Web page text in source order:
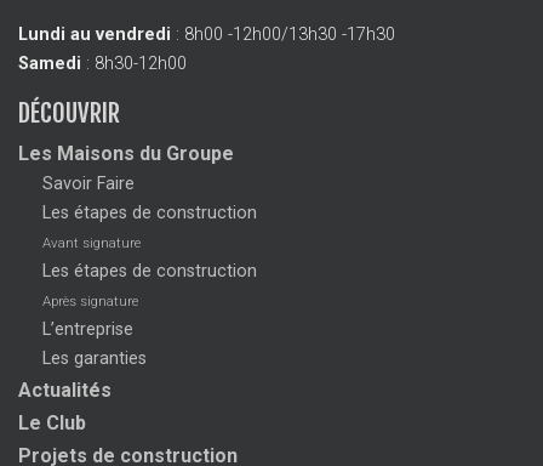
Lundi au vendredi : 8h00 -12h00/13h30 -17h30
Samedi : 8h30-12h00
DÉCOUVRIR
Les Maisons du Groupe
Savoir Faire
Les étapes de construction
Avant signature
Les étapes de construction
Après signature
L’entreprise
Les garanties
Actualités
Le Club
Projets de construction